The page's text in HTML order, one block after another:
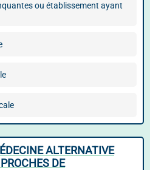
ou établissement ayant
ALTERNATIVE
DE